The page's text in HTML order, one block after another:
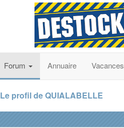
Forum Annuaire Vacances
Le profil de QUIALABELLE